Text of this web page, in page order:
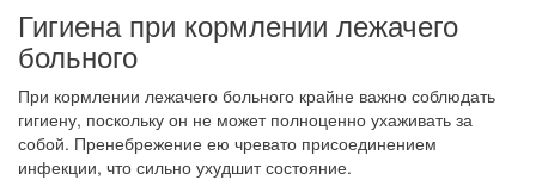
Гигиена при кормлении лежачего
больного
При кормлении лежачего больного крайне важно соблюдать
гигиену, поскольку он не может полноценно ухаживать за
собой. Пренебрежение ею чревато присоединением
инфекции, что сильно ухудшит состояние.